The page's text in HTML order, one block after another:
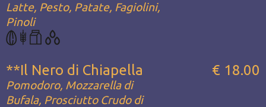
Latte, Pesto, Patate, Fagiolini,
Pinoli
**Il Nero di Chiapella
Pomodoro, Mozzarella di
Bufala, Prosciutto Crudo di
€ 18.00